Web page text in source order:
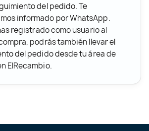
del pedido. Te
informado por WhatsApp.
registrado como usuario al
podrás también llevar el
del pedido desde tu área de
ElRecambio.